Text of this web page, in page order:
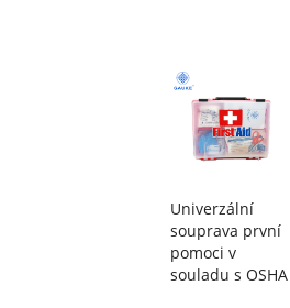
Univerzální
souprava první
pomoci v
souladu s OSHA